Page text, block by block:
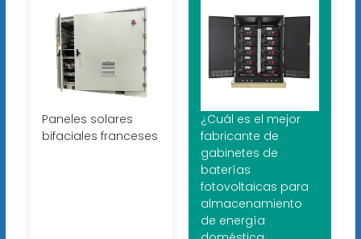
Paneles solares
bifaciales franceses
¿Cuál es el mejor
fabricante de
gabinetes de
baterías
fotovoltaicas para
almacenamiento
de energía